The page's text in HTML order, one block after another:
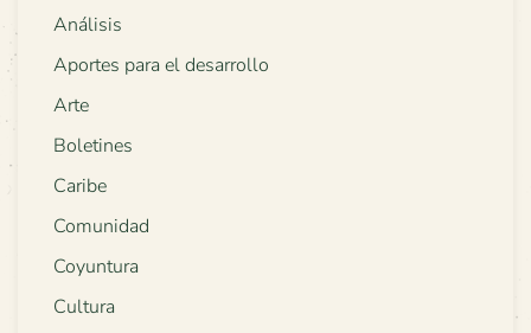
Análisis
Aportes para el desarrollo
Arte
Boletines
Caribe
Comunidad
Coyuntura
Cultura